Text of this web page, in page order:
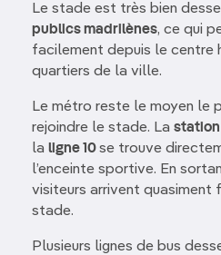
Le stade est très bien
publics madrilènes, ce qui
facilement depuis le centre
quartiers de la ville.
Le métro reste le moyen le
rejoindre le stade. La station
la ligne 10se trouve
l’enceinte sportive. En
visiteurs arrivent quasiment
stade.
Plusieurs lignes de bus